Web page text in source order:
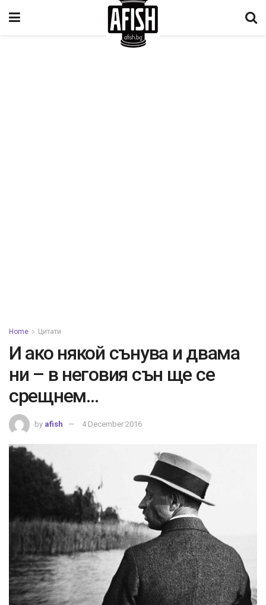
Home Цитати
И ако някой сънува и двама
ни – в неговия сън ще се
срещнем…
by afish 4 December 2016